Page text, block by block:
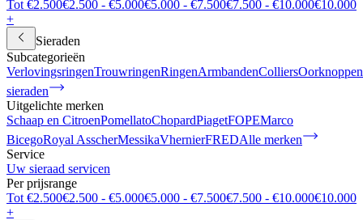
Tot €2.500€2.500 - €5.000€5.000 - €7.500€7.500 - €10.000€10.000
+
Sieraden
Subcategorieën
VerlovingsringenTrouwringenRingenArmbandenColliersOorknoppen
sieraden
Uitgelichte merken
Schaap en CitroenPomellatoChopardPiagetFOPEMarco
BicegoRoyal AsscherMessikaVhernierFREDAlle merken
Service
Uw sieraad servicen
Per prijsrange
Tot €2.500€2.500 - €5.000€5.000 - €7.500€7.500 - €10.000€10.000
+